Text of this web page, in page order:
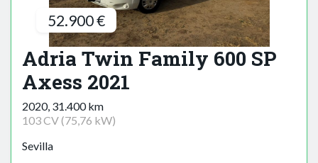
52.900 €
Adria Twin Family 600 SP
Axess 2021
2020, 31.400 km
103 CV (75,76 kW)
Sevilla